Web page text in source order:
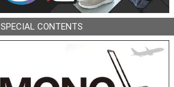
SPECIAL CONTENTS